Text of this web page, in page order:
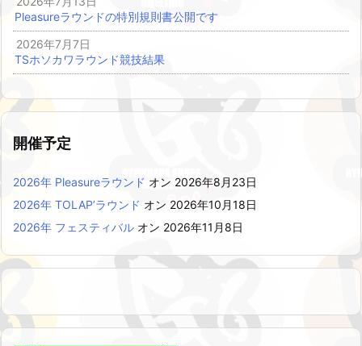
Pleasureラウンドの特別規則書公開です
2026年7月7日
TSホソカワラウンド競技結果
開催予定
2026年 Pleasureラウンド オン 2026年8月23日
2026年 TOLAP’ラウンド オン 2026年10月18日
2026年 フェスティバル オン 2026年11月8日